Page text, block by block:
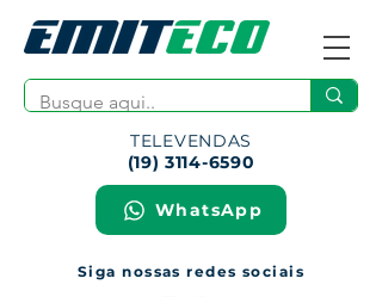
TELEVENDAS
(19) 3114-6590
WhatsApp
Siga nossas redes sociais